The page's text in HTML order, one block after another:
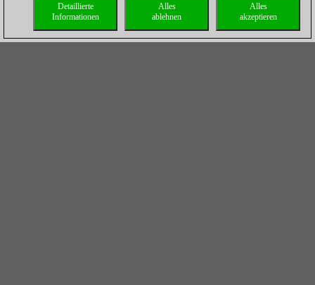
Alles
akzeptieren
Alles
ablehnen
Detaillierte
Informationen